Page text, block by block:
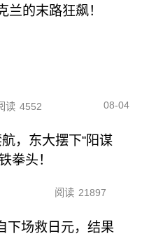
兰的末路狂飙！
读 4552 08-04
，东大摆下“阳谋
拳头！
阅读 21897
下场救日元，结果